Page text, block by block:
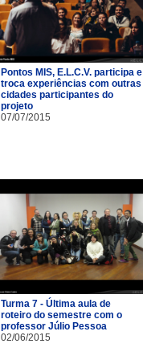
Pontos MIS, E.L.C.V. participa e
troca experiências com outras
cidades participantes do
projeto
07/07/2015
Turma 7 - Última aula de
roteiro do semestre com o
professor Júlio Pessoa
02/06/2015